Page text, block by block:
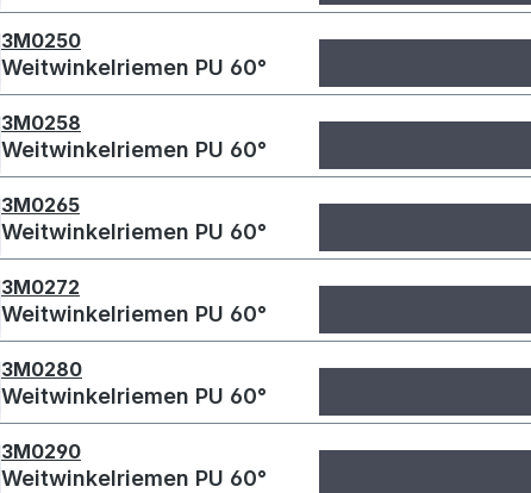
3M0250
Weitwinkelriemen PU 60°
3M0258
Weitwinkelriemen PU 60°
3M0265
Weitwinkelriemen PU 60°
3M0272
Weitwinkelriemen PU 60°
3M0280
Weitwinkelriemen PU 60°
3M0290
Weitwinkelriemen PU 60°